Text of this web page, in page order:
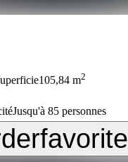
105,84 m2
Jusqu'à 85 personnes
favorite